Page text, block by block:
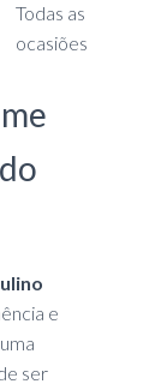
Todas as
ocasiões
e
ser